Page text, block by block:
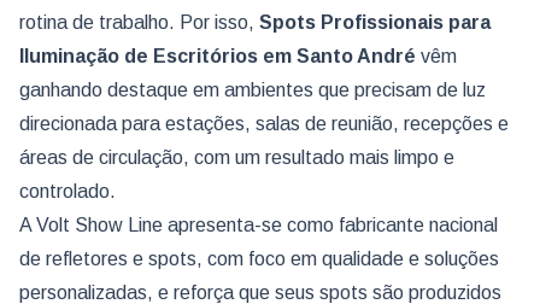
rotina de trabalho. Por isso, Spots Profissionais para
Iluminação de Escritórios em Santo André vêm
ganhando destaque em ambientes que precisam de luz
direcionada para estações, salas de reunião, recepções e
áreas de circulação, com um resultado mais limpo e
controlado.
A Volt Show Line apresenta-se como fabricante nacional
de refletores e spots, com foco em qualidade e soluções
personalizadas, e reforça que seus spots são produzidos